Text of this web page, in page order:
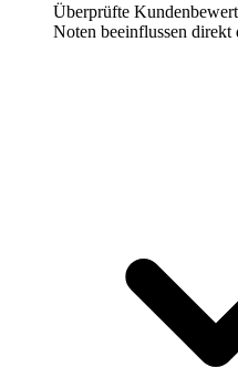
Überprüfte
Noten beeinflussen direkt